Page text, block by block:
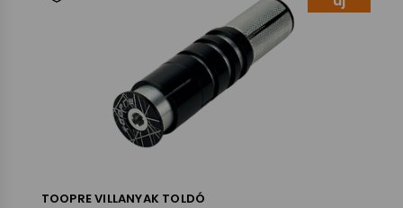
TOOPRE VILLANYAK TOLDÓ